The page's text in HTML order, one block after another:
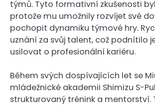
týmů. Tyto formativní zkušenosti
protože mu umožnily rozvíjet své
pochopit dynamiku týmové hry.
uznání za svůj talent, což podnítilo
usilovat o profesionální kariéru.
Během svých dospívajících let se
mládežnické akademii Shimizu S-
strukturovaný trénink a